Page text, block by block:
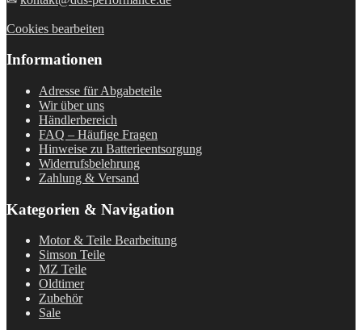
Cookies bearbeiten
Informationen
Adresse für Abgabeteile
Wir über uns
Händlerbereich
FAQ – Häufige Fragen
Hinweise zu Batterieentsorgung
Widerrufsbelehrung
Zahlung & Versand
Kategorien & Navigation
Motor & Teile Bearbeitung
Simson Teile
MZ Teile
Oldtimer
Zubehör
Sale